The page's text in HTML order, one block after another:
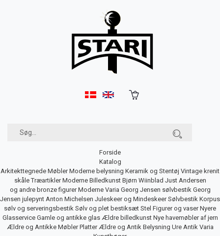
Forside
Katalog
Arkitekttegnede Møbler Moderne belysning Keramik og Stentøj Vintage krenit
skåle Træartikler Moderne Billedkunst Bjørn Wiinblad Just Andersen
og andre bronze figurer Moderne Varia Georg Jensen sølvbestik Georg
Jensen julepynt Anton Michelsen Juleskeer og Mindeskeer Sølvbestik Korpus
sølv og serveringsbestik Sølv og plet bestiksæt Stel Figurer og vaser Nyere
Glasservice Gamle og antikke glas Ældre billedkunst Nye havemøbler af jern
Ældre og Antikke Møbler Platter Ældre og Antik Belysning Ure Antik Varia